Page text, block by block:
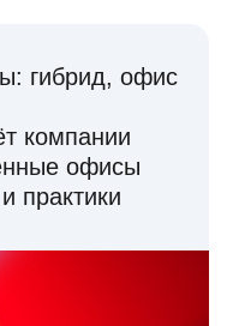
гибрид, офис
компании
офисы
практики